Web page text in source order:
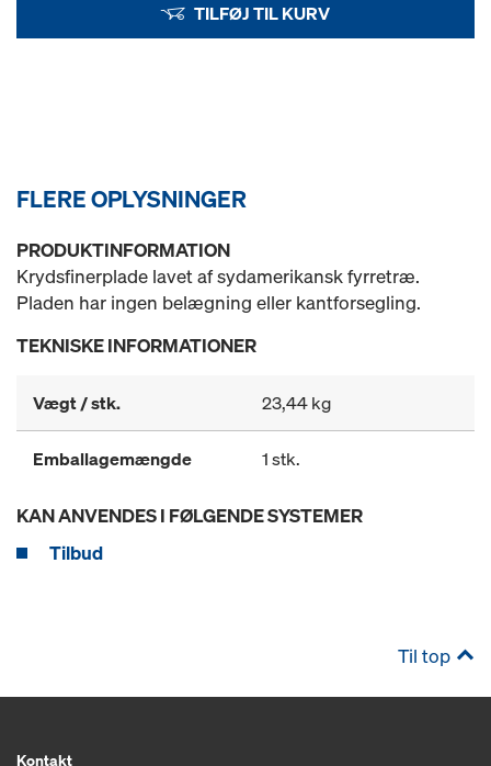
TILFØJ TIL KURV
FLERE OPLYSNINGER
PRODUKTINFORMATION
Krydsfinerplade lavet af sydamerikansk fyrretræ.
Pladen har ingen belægning eller kantforsegling.
TEKNISKE INFORMATIONER
Vægt / stk. 23,44 kg
Emballagemængde 1 stk.
KAN ANVENDES I FØLGENDE SYSTEMER
Tilbud
Til top
Kontakt